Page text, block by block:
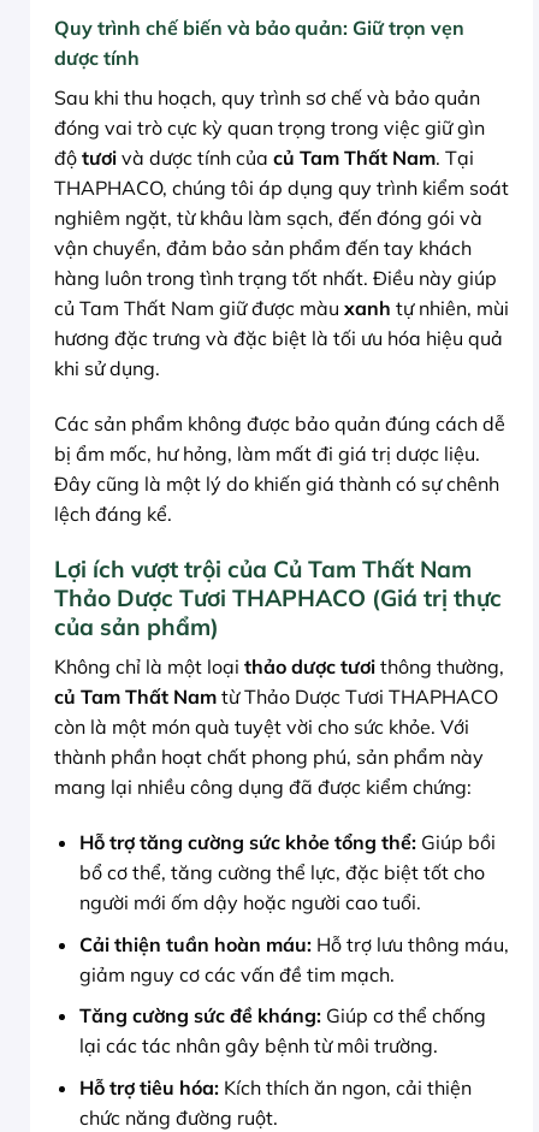
Quy trình chế biến và bảo quản: Giữ trọn vẹn
dược tính
Sau khi thu hoạch, quy trình sơ chế và bảo quản
đóng vai trò cực kỳ quan trọng trong việc giữ gìn
độ tươi và dược tính của củ Tam Thất Nam. Tại
THAPHACO, chúng tôi áp dụng quy trình kiểm soát
nghiêm ngặt, từ khâu làm sạch, đến đóng gói và
vận chuyển, đảm bảo sản phẩm đến tay khách
hàng luôn trong tình trạng tốt nhất. Điều này giúp
củ Tam Thất Nam giữ được màu xanh tự nhiên, mùi
hương đặc trưng và đặc biệt là tối ưu hóa hiệu quả
khi sử dụng.
Các sản phẩm không được bảo quản đúng cách dễ
bị ẩm mốc, hư hỏng, làm mất đi giá trị dược liệu.
Đây cũng là một lý do khiến giá thành có sự chênh
lệch đáng kể.
Lợi ích vượt trội của Củ Tam Thất Nam
Thảo Dược Tươi THAPHACO (Giá trị thực
của sản phẩm)
Không chỉ là một loại thảo dược tươi thông thường,
củ Tam Thất Nam từ Thảo Dược Tươi THAPHACO
còn là một món quà tuyệt vời cho sức khỏe. Với
thành phần hoạt chất phong phú, sản phẩm này
mang lại nhiều công dụng đã được kiểm chứng:
Hỗ trợ tăng cường sức khỏe tổng thể:Giúp bồi
bổ cơ thể, tăng cường thể lực, đặc biệt tốt cho
người mới ốm dậy hoặc người cao tuổi.
Cải thiện tuần hoàn máu:Hỗ trợ lưu thông máu,
giảm nguy cơ các vấn đề tim mạch.
Tăng cường sức đề kháng:Giúp cơ thể chống
lại các tác nhân gây bệnh từ môi trường.
Hỗ trợ tiêu hóa:Kích thích ăn ngon, cải thiện
chức năng đường ruột.